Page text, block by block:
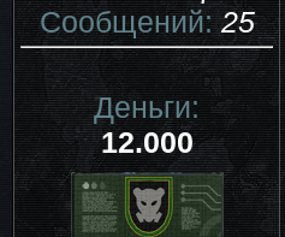
Сообщений:25
Деньги:
12.000